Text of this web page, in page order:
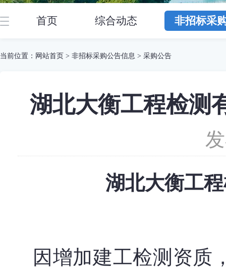
首页 综合动态 非招标采
当前位置： 网站首页 > 非招标采购公告信息 > 采购公告
湖北大衡工程检测
湖北大衡工
因增加建工检测资质